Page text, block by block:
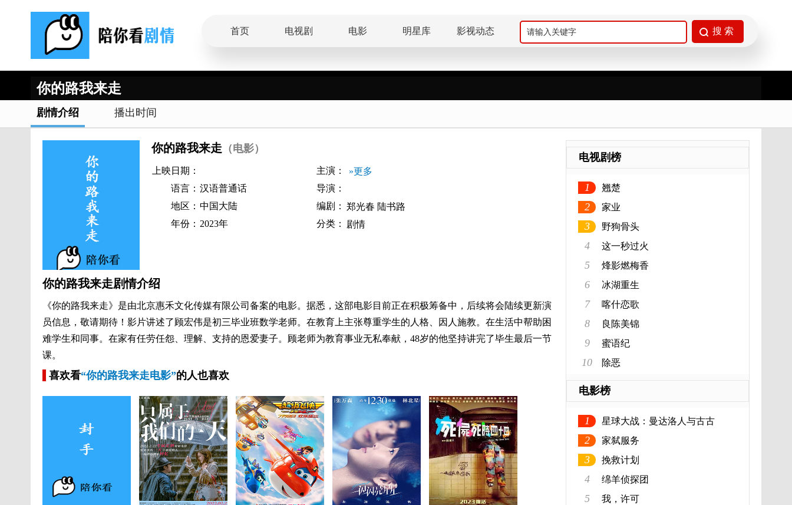
首页 电视剧 电影 明星库 影视动态
你的路我来走
剧情介绍 播出时间
你的路我来走 （电影）
上映日期： 主演：
»更多
语言： 汉语普通话
导演：
地区： 中国大陆 编剧： 郑光春 陆书路
年份： 2023年 分类： 剧情
你的路我来走剧情介绍
《你的路我来走》是由北京惠禾文化传媒有限公司备案的电影。据悉，这部电影目前正在积极筹备中，后续将会陆续更新演
员信息，敬请期待！影片讲述了顾宏伟是初三毕业班数学老师。在教育上主张尊重学生的人格、因人施教。在生活中帮助困
难学生和同事。在家有任劳任怨、理解、支持的恩爱妻子。顾老师为教育事业无私奉献，48岁的他坚持讲完了毕生最后一节
课。
喜欢看“你的路我来走电影”的人也喜欢
电视剧榜
1 翘楚
2 家业
3 野狗骨头
4 这一秒过火
5 烽影燃梅香
6 冰湖重生
7 喀什恋歌
8 良陈美锦
9 蜜语纪
10 除恶
电影榜
1 星球大战：曼达洛人与古古
2 家弑服务
3 挽救计划
4 绵羊侦探团
5 我，许可